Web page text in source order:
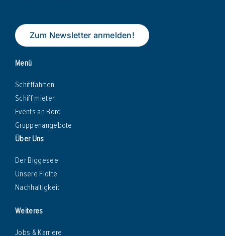
Zum Newsletter anmelden!
Menü
Schifffahrten
Schiff mieten
Events an Bord
Gruppenangebote
Über Uns
Der Biggesee
Unsere Flotte
Nachhaltigkeit
Weiteres
Jobs & Karriere